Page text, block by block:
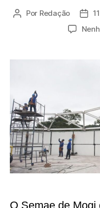
Autor
Por Redação
Data
de
O Semae de